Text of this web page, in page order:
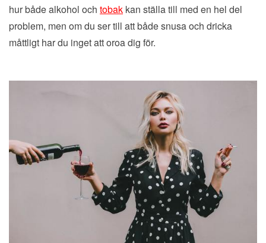
hur både alkohol och tobak kan ställa till med en hel del
problem, men om du ser till att både snusa och dricka
måttligt har du inget att oroa dig för.